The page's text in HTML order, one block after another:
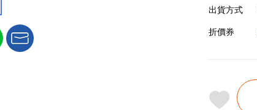
出貨方式
折價券